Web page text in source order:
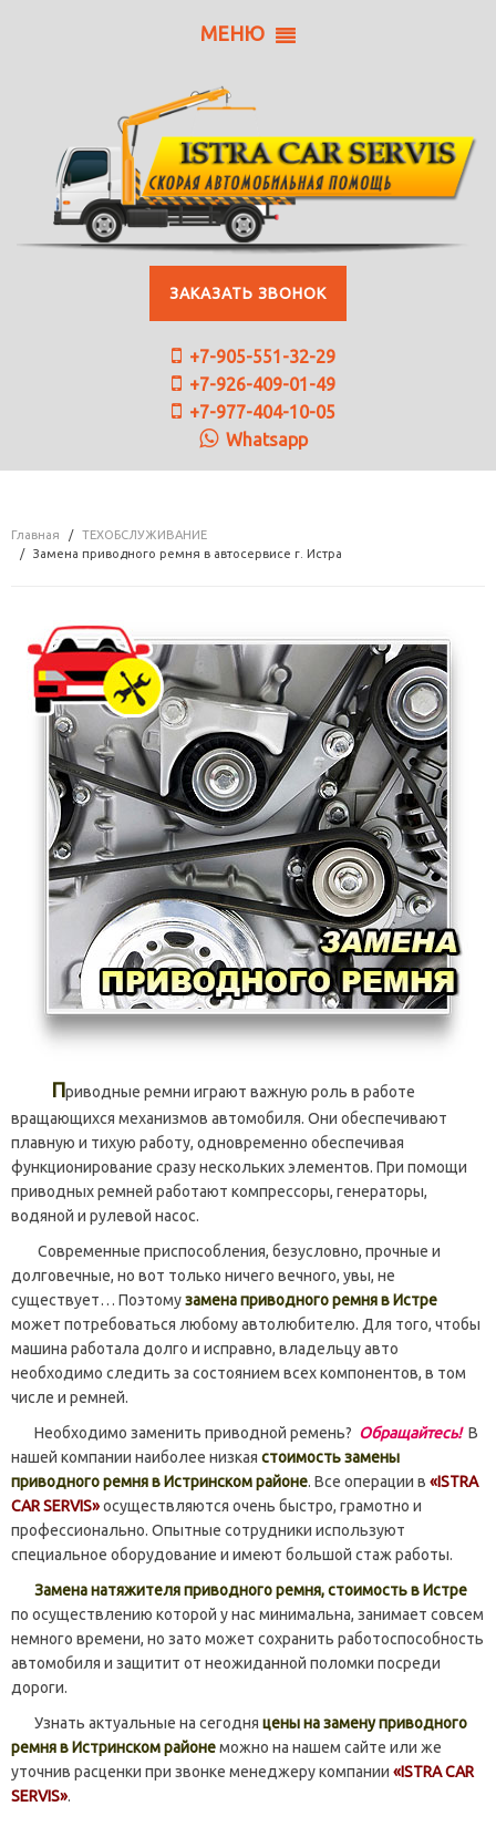
МЕНЮ
ЗАКАЗАТЬ ЗВОНОК
+7-905-551-32-29
+7-926-409-01-49
+7-977-404-10-05
Whatsapp
Главная
ТЕХОБСЛУЖИВАНИЕ
Замена приводного ремня в автосервисе г. Истра
Приводные ремни играют важную роль в работе
вращающихся механизмов автомобиля. Они обеспечивают
плавную и тихую работу, одновременно обеспечивая
функционирование сразу нескольких элементов. При помощи
приводных ремней работают компрессоры, генераторы,
водяной и рулевой насос.
Современные приспособления, безусловно, прочные и
долговечные, но вот только ничего вечного, увы, не
существует… Поэтомузамена приводного ремня в Истре
может потребоваться любому автолюбителю. Для того, чтобы
машина работала долго и исправно, владельцу авто
необходимо следить за состоянием всех компонентов, в том
числе и ремней.
Необходимо заменить приводной ремень? Обращайтесь!В
нашей компании наиболее низкая стоимость замены
приводного ремня в Истринском районе. Все операции в «ISTRA
CAR SERVIS»осуществляются очень быстро, грамотно и
профессионально. Опытные сотрудники используют
специальное оборудование и имеют большой стаж работы.
Замена натяжителя приводного ремня, стоимость в Истре
по осуществлению которой у нас минимальна, занимает совсем
немного времени, но зато может сохранить работоспособность
автомобиля и защитит от неожиданной поломки посреди
дороги.
Узнать актуальные на сегодня цены на замену приводного
ремня в Истринском районеможно на нашем сайте или же
уточнив расценки при звонке менеджеру компании «ISTRA CAR
SERVIS».